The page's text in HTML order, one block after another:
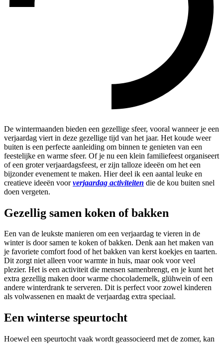
De wintermaanden bieden een gezellige sfeer, vooral wanneer je een
verjaardag viert in deze gezellige tijd van het jaar. Het koude weer
buiten is een perfecte aanleiding om binnen te genieten van een
feestelijke en warme sfeer. Of je nu een klein familiefeest organiseert
of een groter verjaardagsfeest, er zijn talloze ideeën om het een
bijzonder evenement te maken. Hier deel ik een aantal leuke en
creatieve ideeën voor verjaardag activiteiten die de kou buiten snel
doen vergeten.
Gezellig samen koken of bakken
Een van de leukste manieren om een verjaardag te vieren in de
winter is door samen te koken of bakken. Denk aan het maken van
je favoriete comfort food of het bakken van kerst koekjes en taarten.
Dit zorgt niet alleen voor warmte in huis, maar ook voor veel
plezier. Het is een activiteit die mensen samenbrengt, en je kunt het
extra gezellig maken door warme chocolademelk, glühwein of een
andere winterdrank te serveren. Dit is perfect voor zowel kinderen
als volwassenen en maakt de verjaardag extra speciaal.
Een winterse speurtocht
Hoewel een speurtocht vaak wordt geassocieerd met de zomer, kan